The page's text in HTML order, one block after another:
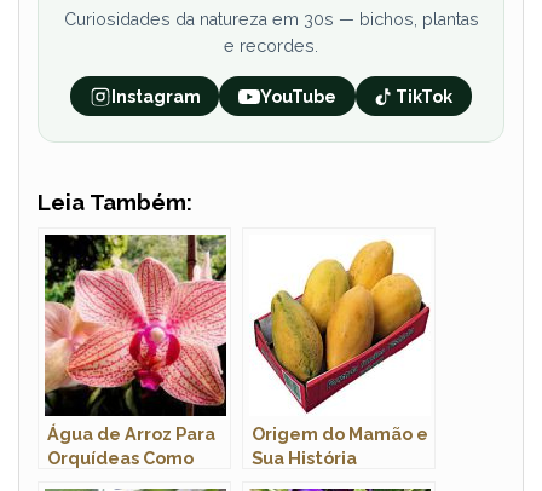
Curiosidades da natureza em 30s — bichos, plantas
e recordes.
Instagram YouTube TikTok
Leia Também:
Água de Arroz Para
Orquídeas Como
Origem do Mamão e
Sua História